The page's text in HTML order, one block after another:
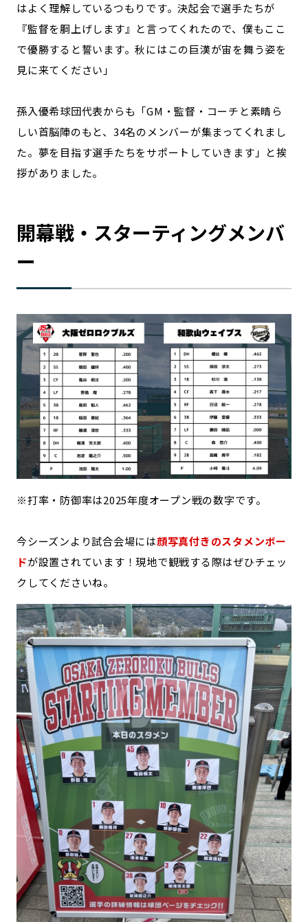
はよく理解しているつもりです。決起会で選手たちが
『監督を胴上げします』と言ってくれたので、僕もここ
で優勝すると誓います。秋にはこの巨漢が宙を舞う姿を
見に来てください」
孫入優希球団代表からも「GM・監督・コーチと素晴ら
しい首脳陣のもと、34名のメンバーが集まってくれまし
た。夢を目指す選手たちをサポートしていきます」と挨
拶がありました。
開幕戦・スターティングメンバ
ー
※打率・防御率は2025年度オープン戦の数字です。
今シーズンより試合会場には顔写真付きのスタメンボー
ドが設置されています！現地で観戦する際はぜひチェッ
クしてくださいね。